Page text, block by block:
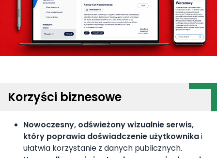
Korzyści biznesowe
Nowoczesny, odświeżony wizualnie serwis,
który poprawia doświadczenie użytkownikai
ułatwia korzystanie z danych publicznych.